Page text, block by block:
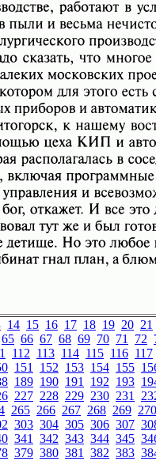
14 15 16 17 18 19 20 21
65 66 67 68 69 70 71 72
112 113 114 115 116 117
151 152 153 154 155
189 190 191 192 193
227 228 229 230 231
265 266 267 268 269 270
303 304 305 306 307
341 342 343 344 345
379 380 381 382 383